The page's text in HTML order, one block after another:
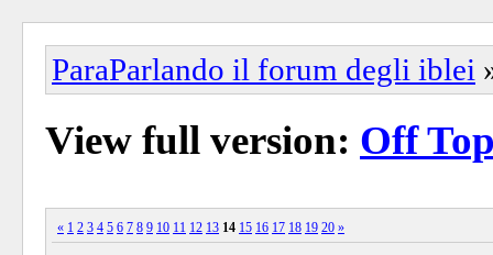
ParaParlando il forum degli iblei
View full version: Off
« 1 2 3 4 5 6 7 8 9 10 11 12 13 14 15 16 17 18 19 20 »